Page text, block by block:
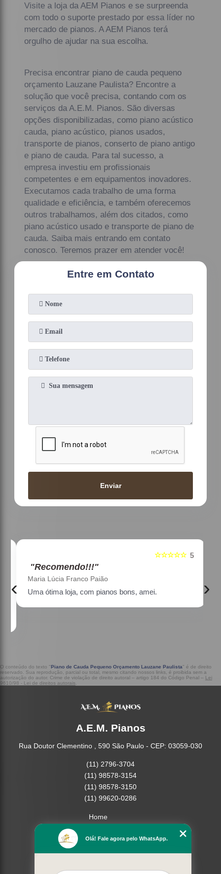
Visite a loja da AEM Pianos e se surpreenda
com todo o suporte prestado por essa líder no
mercado de pianos. A AEM Pianos terá
orgulho de ajudar na sua escolha.
Precisa encontrar piano de cauda pequeno
orçamento Lauzane Paulista? Encontre a
solução que você precisa, contando com os
serviços da A.E.M. Pianos. São diversas
opções disponibilizadas, como piano acústico
cauda, piano acústico, pianos usados,
transporte de pianos, conserto de piano antigo
e piano de cauda. Para tal sucesso, a
empresa investiu em profissionais
competentes e em equipamentos inovadores.
Executamos cada trabalho de uma forma
qualidade e eficiência, e também oferecemos
outros trabalhamos, além dos citados, como
piano acústico usado e transporte de piano de
cauda. Saiba mais entrando em contato
conosco. Teremos prazer em atender você!
Entre em Contato
Enviar
5
☆☆☆☆☆
"Recomendo!!!"
Maria Lúcia Franco Paião
Uma ótima loja, com pianos bons, amei.
‹ ›
O conteúdo do texto "Piano de Cauda Pequeno Orçamento Lauzane Paulista" é de direito
reservado. Sua reprodução, parcial ou total, mesmo citando nossos links, é proibida sem a
autorização do autor. Crime de violação de direito autoral – artigo 184 do Código Penal – Lei
9610/98 - Lei de direitos autorais
A.E.M. Pianos
Rua Doutor Clementino , 590 São Paulo - CEP: 03059-030
(11) 2796-3704
(11) 98578-3154
(11) 98578-3150
(11) 99620-0286
Home
Missão
Olá! Fale agora pelo WhatsApp.